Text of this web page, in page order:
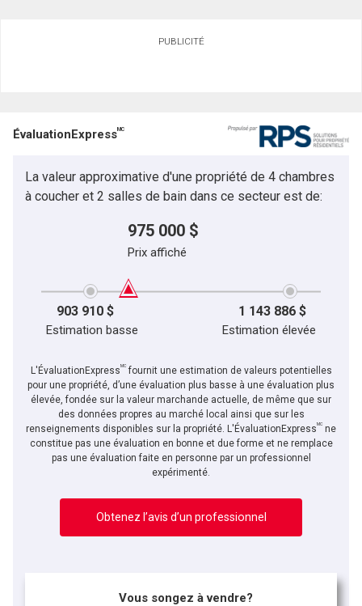
PUBLICITÉ
ÉvaluationExpressMC
La valeur approximative d'une propriété de 4 chambres
à coucher et 2 salles de bain dans ce secteur est de:
975 000 $
Prix affiché
903 910 $ 1 143 886 $
Estimation basse Estimation élevée
L'ÉvaluationExpressMCfournit une estimation de valeurs potentielles
pour une propriété, d’une évaluation plus basse à une évaluation plus
élevée, fondée sur la valeur marchande actuelle, de même que sur
des données propres au marché local ainsi que sur les
renseignements disponibles sur la propriété. L'ÉvaluationExpressMC ne
constitue pas une évaluation en bonne et due forme et ne remplace
pas une évaluation faite en personne par un professionnel
expérimenté.
Obtenez l’avis d’un professionnel
Vous songez à vendre?